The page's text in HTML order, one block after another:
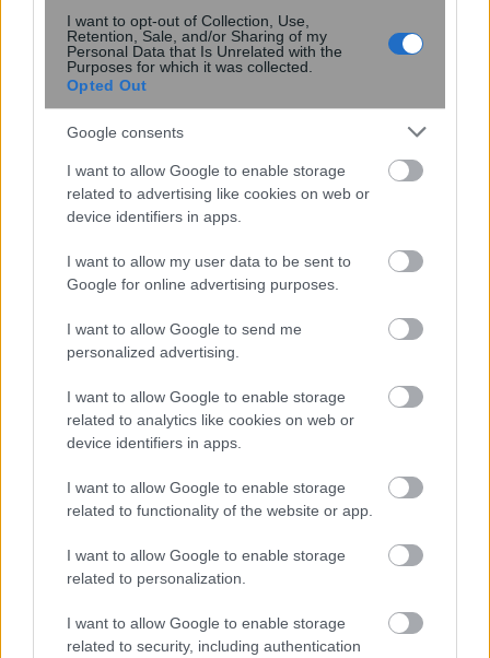
I want to opt-out of Collection, Use,
Retention, Sale, and/or Sharing of my
Personal Data that Is Unrelated with the
Purposes for which it was collected.
Opted Out
Google consents
I want to allow Google to enable storage
related to advertising like cookies on web or
device identifiers in apps.
I want to allow my user data to be sent to
Google for online advertising purposes.
I want to allow Google to send me
personalized advertising.
I want to allow Google to enable storage
related to analytics like cookies on web or
device identifiers in apps.
I want to allow Google to enable storage
related to functionality of the website or app.
I want to allow Google to enable storage
related to personalization.
I want to allow Google to enable storage
related to security, including authentication
, 26 Νοεμβρίου 2017
Έρχεται εβδομάδα πληρωμής
συντάξεων- Δείτε αναλυτικά τις
ημερομηνίες
, 26 Νοεμβρίου 2017 || Οικονομία